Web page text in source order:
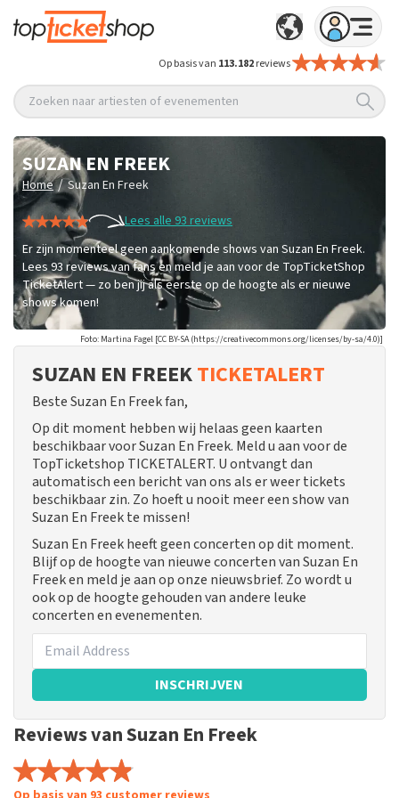
Op basis van 113.182reviews
Zoeken naar artiesten of evenementen
SUZAN EN FREEK
Home / Suzan En Freek
Lees alle 93 reviews
Er zijn momenteel geen aankomende shows van Suzan En Freek.
Lees 93 reviews van fans en meld je aan voor de TopTicketShop
TicketAlert — zo ben jij als eerste op de hoogte als er nieuwe
shows komen!
Foto: Martina Fagel [CC BY-SA (https://creativecommons.org/licenses/by-sa/4.0)]
SUZAN EN FREEKTICKETALERT
Beste Suzan En Freek fan,
Op dit moment hebben wij helaas geen kaarten
beschikbaar voor Suzan En Freek. Meld u aan voor de
TopTicketshop TICKETALERT. U ontvangt dan
automatisch een bericht van ons als er weer tickets
beschikbaar zin. Zo hoeft u nooit meer een show van
Suzan En Freek te missen!
Suzan En Freek heeft geen concerten op dit moment.
Blijf op de hoogte van nieuwe concerten van Suzan En
Freek en meld je aan op onze nieuwsbrief. Zo wordt u
ook op de hoogte gehouden van andere leuke
concerten en evenementen.
INSCHRIJVEN
Reviews van Suzan En Freek